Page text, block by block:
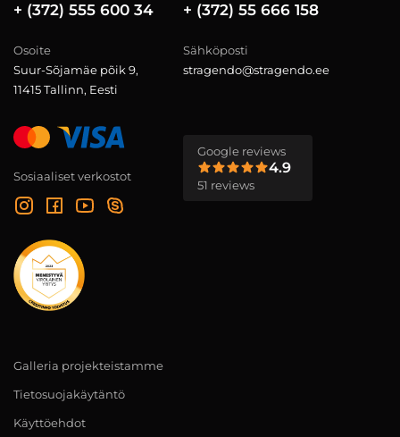
+ (372) 555 600 34 + (372) 55 666 158
Osoite
Suur-Sõjamäe põik 9,
11415 Tallinn, Eesti
Sähköposti
stragendo@stragendo.ee
Sosiaaliset verkostot
Google reviews
4.9
51 reviews
Galleria projekteistamme
Tietosuojakäytäntö
Käyttöehdot